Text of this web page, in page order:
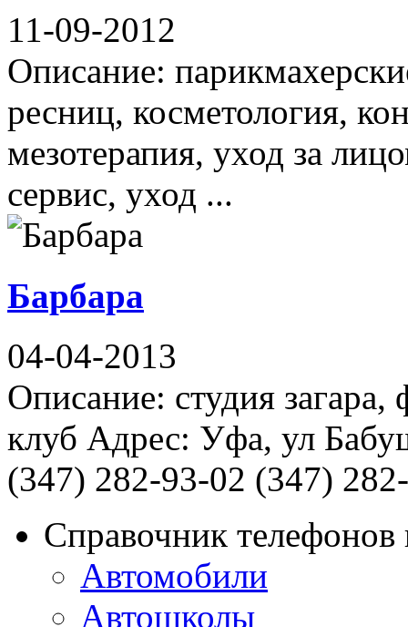
11-09-2012
Описание:
ресниц, косметология,
мезотерапия, уход за
сервис, уход ...
Барбара
04-04-2013
Описание: студия
клуб Адрес: Уфа, ул
(347) 282-93-02 (347)
Справочник
Автомобили
Автошколы